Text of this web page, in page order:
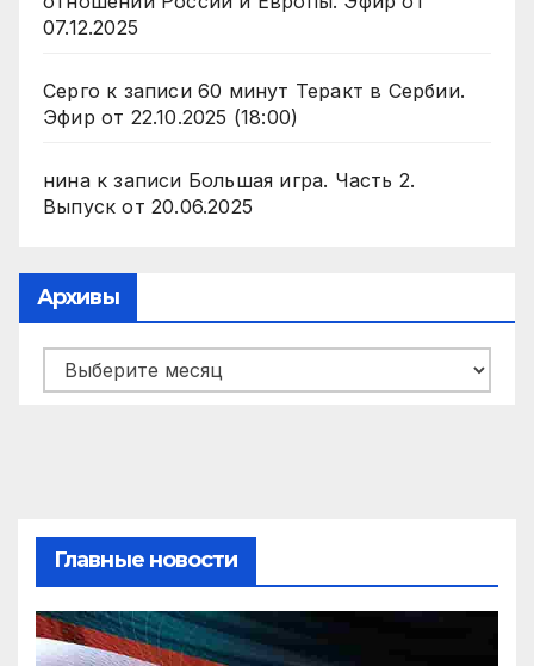
07.12.2025
Серго к записи 60 минут Теракт в Сербии.
Эфир от 22.10.2025 (18:00)
нинак записи Большая игра. Часть 2.
Выпуск от 20.06.2025
Архивы
Архивы
Главные новости